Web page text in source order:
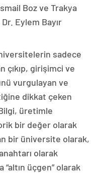
Boz ve Trakya
Eylem Bayır
sadece
girişimci ve
vurgulayan ve
dikkat çeken
üretimle
bir değer olarak
bir üniversite olarak,
olarak
üçgen” olarak